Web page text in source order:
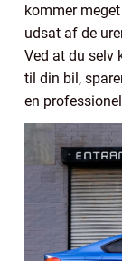
kommer
udsat af de
Ved at du selv
til din bil,
en